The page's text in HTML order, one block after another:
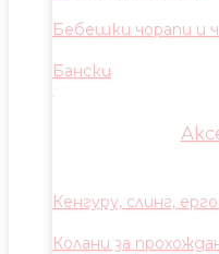
Бебешки чорапи и
Бански
Кенгуру, слинг,
Колани за